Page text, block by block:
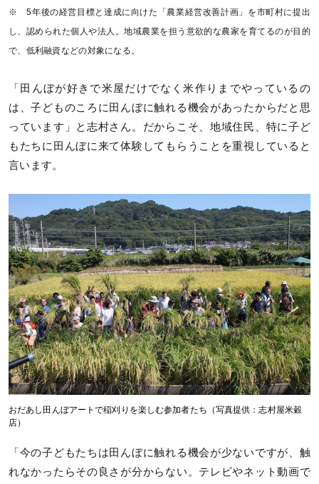
※ 5年後の経営目標と達成に向けた「農業経営改善計画」を市町村に提出
し、認められた個人や法人。地域農業を担う意欲的な農家を育てるのが目的
で、低利融資などの対象になる。
「田んぼが好きで米屋だけでなく米作りまでやっているの
は、子どものころに田んぼに触れる機会があったからだと思
っています」と志村さん。だからこそ、地域住民、特に子ど
もたちに田んぼに来て体験してもらうことを重視していると
言います。
おだあし田んぼアートで稲刈りを楽しむ参加者たち（写真提供：志村屋米穀
店）
「今の子どもたちは田んぼに触れる機会が少ないですが、触
れなかったらその良さが分からない。テレビやネット動画で